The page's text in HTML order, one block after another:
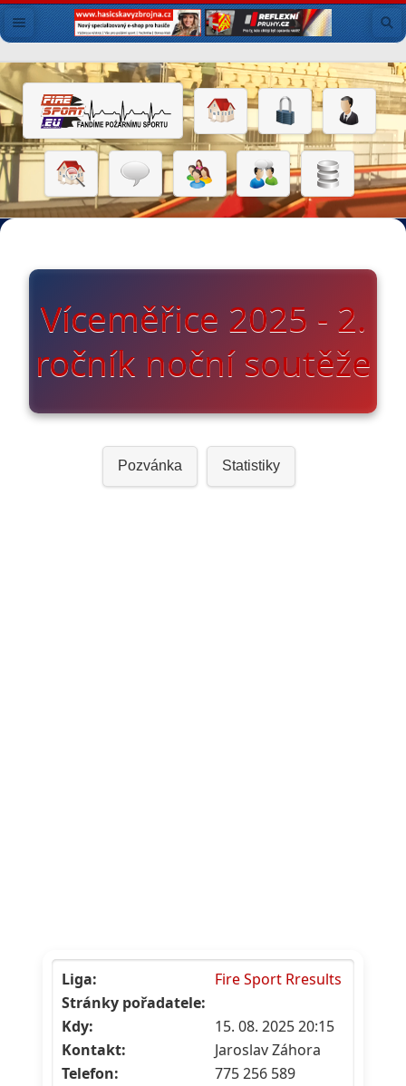
Víceměřice 2025 - 2.
ročník noční soutěže
Pozvánka Statistiky
Liga:
Fire Sport Rresults
Stránky pořadatele:
Kdy:
15. 08. 2025 20:15
Kontakt:
Jaroslav Záhora
Telefon:
775 256 589